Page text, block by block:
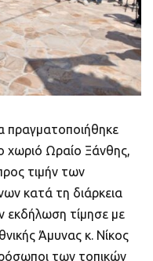
πραγματοποιήθηκε
χωριό Ωραίο Ξάνθης,
τιμήν των
κατά τη διάρκεια
εκδήλωση τίμησε με
Άμυνας κ. Νίκος
των τοπικών